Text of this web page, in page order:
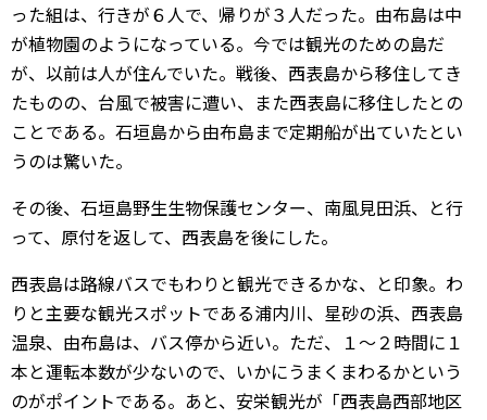
った組は、行きが６人で、帰りが３人だった。由布島は中
が植物園のようになっている。今では観光のための島だ
が、以前は人が住んでいた。戦後、西表島から移住してき
たものの、台風で被害に遭い、また西表島に移住したとの
ことである。石垣島から由布島まで定期船が出ていたとい
うのは驚いた。
その後、石垣島野生生物保護センター、南風見田浜、と行
って、原付を返して、西表島を後にした。
西表島は路線バスでもわりと観光できるかな、と印象。わ
りと主要な観光スポットである浦内川、星砂の浜、西表島
温泉、由布島は、バス停から近い。ただ、１～２時間に１
本と運転本数が少ないので、いかにうまくまわるかという
のがポイントである。あと、安栄観光が「西表島西部地区